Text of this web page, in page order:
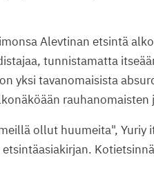
Alevtinan etsintä
tunnistamatta
yksi tavanomaisista
ollut huumeita", Yuriy